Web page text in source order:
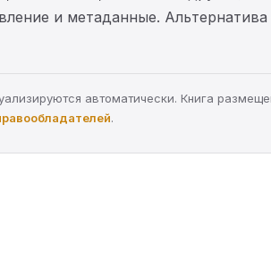
и метаданные.
автоматически. Книга
.